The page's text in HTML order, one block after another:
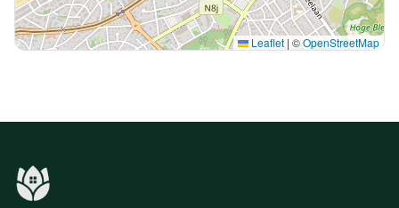
Leaflet | ©OpenStreetMap